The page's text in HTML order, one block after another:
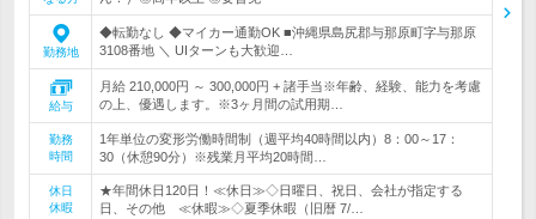
勤務地
◆転勤なし ◆マイカー通勤OK ■沖縄県島尻郡与那原町字与那原
3108番地 ＼ UIターンも大歓迎…
給与
月給 210,000円 ～ 300,000円 + 諸手当※年齢、経験、能力を考慮
の上、優遇します。※3ヶ月間の試用期…
勤務
時間
1年単位の変形労働時間制（週平均40時間以内）8：00～17：
30（休憩90分）※残業月平均20時間…
休日
休暇
★年間休日120日！≪休日≫◇日曜日、祝日、会社が指定する
日、その他 ≪休暇≫◇夏季休暇（旧暦 7/…